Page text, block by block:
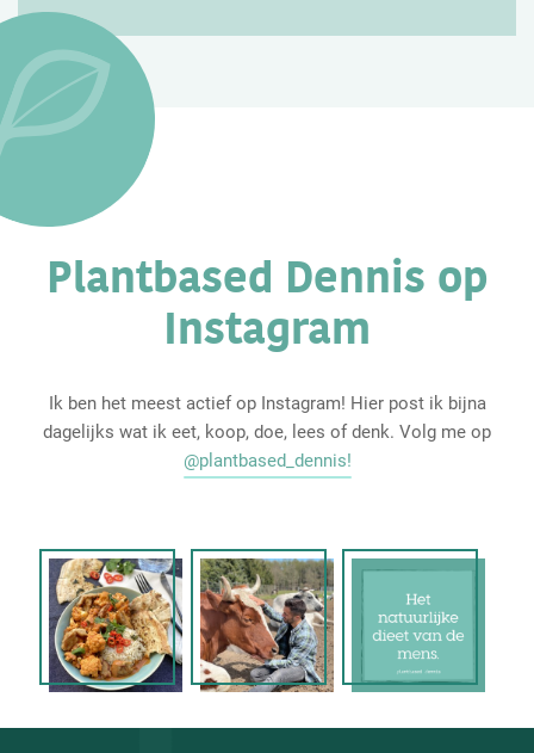
Plantbased Dennis op
Instagram
Ik ben het meest actief op Instagram! Hier post ik bijna
dagelijks wat ik eet, koop, doe, lees of denk. Volg me op
@plantbased_dennis!